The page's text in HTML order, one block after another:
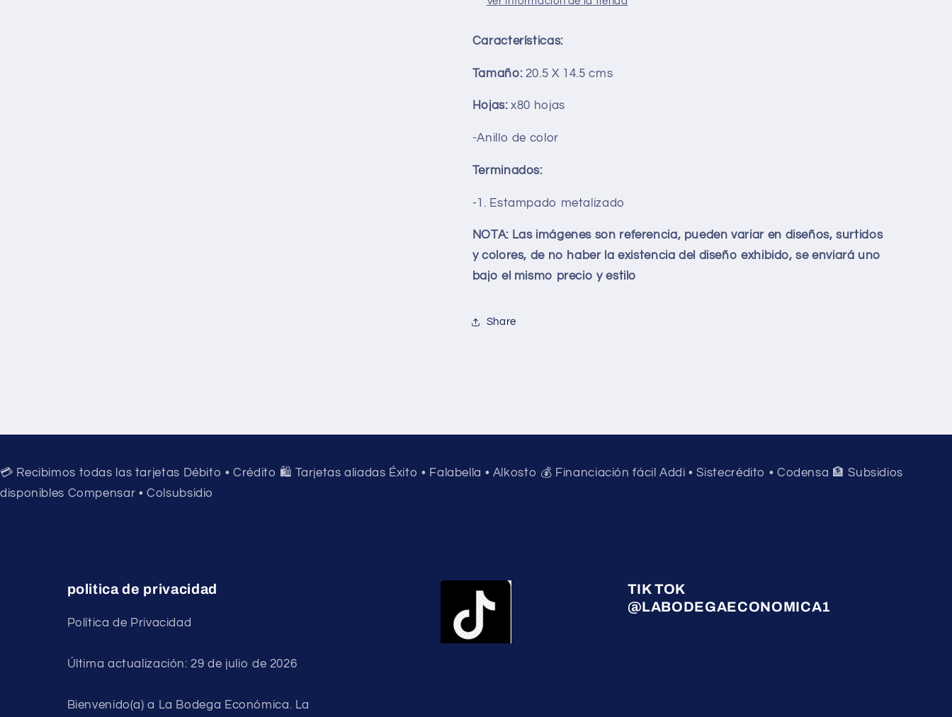
Características:
Tamaño: 20.5 X 14.5 cms
Hojas:x80 hojas
-Anillo de color
Terminados:
-1. Estampado metalizado
NOTA: Las imágenes son referencia, pueden variar en diseños, surtidos
y colores, de no haber la existencia del diseño exhibido, se enviará uno
bajo el mismo precio y estilo
Share
💳 Recibimos todas las tarjetas Débito • Crédito 🛍️ Tarjetas aliadas Éxito • Falabella • Alkosto 💰 Financiación fácil Addi • Sistecrédito • Codensa 🏦 Subsidios
disponibles Compensar • Colsubsidio
politica de privacidad
Política de Privacidad
Última actualización: 29 de julio de 2026
Bienvenido(a) a La Bodega Económica. La
TIK TOK
@LABODEGAECONOMICA1